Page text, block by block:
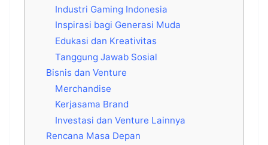
Industri Gaming Indonesia
Inspirasi bagi Generasi Muda
Edukasi dan Kreativitas
Tanggung Jawab Sosial
Bisnis dan Venture
Merchandise
Kerjasama Brand
Investasi dan Venture Lainnya
Rencana Masa Depan